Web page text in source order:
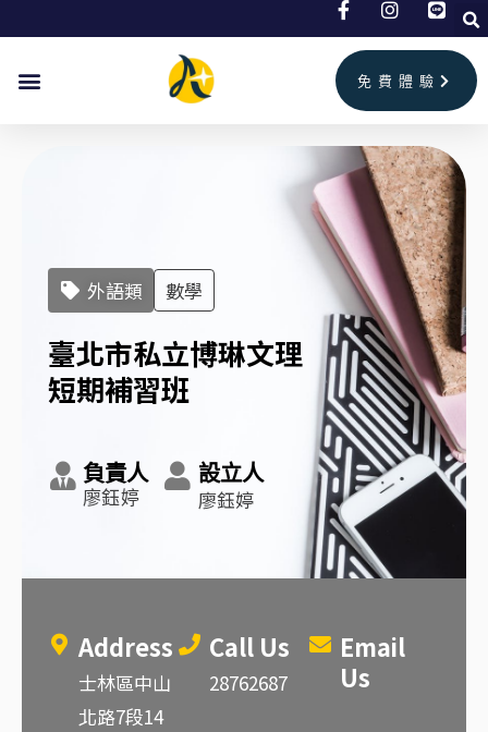
免費體驗
外語類 數學
臺北市私立博琳文理
短期補習班
負責人
廖鈺婷
設立人
廖鈺婷
Address
士林區中山
北路7段14
Call Us
28762687
Email
Us